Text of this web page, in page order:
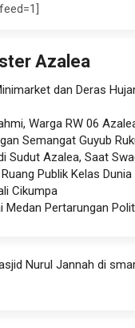
Azalea
dan Deras
Warga RW 06
Semangat Guyub
Sudut Azalea, Saat
Publik Kelas Dunia
Cikumpa
Medan Pertarungan
Nurul Jannah di